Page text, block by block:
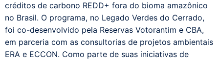
créditos de carbono REDD+ fora do bioma amazônico
no Brasil. O programa, no Legado Verdes do Cerrado,
foi co-desenvolvido pela Reservas Votorantim e CBA,
em parceria com as consultorias de projetos ambientais
ERA e ECCON. Como parte de suas iniciativas de